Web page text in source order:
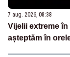
7 aug. 2026, 08:38
Vijelii extreme
așteptăm în